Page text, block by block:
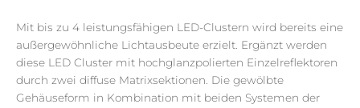
Mit bis zu 4 leistungsfähigen LED-Clustern wird bereits eine
außergewöhnliche Lichtausbeute erzielt. Ergänzt werden
diese LED Cluster mit hochglanzpolierten Einzelreflektoren
durch zwei diffuse Matrixsektionen . Die gewölbte
Gehäuseform in Kombination mit beiden Systemen der